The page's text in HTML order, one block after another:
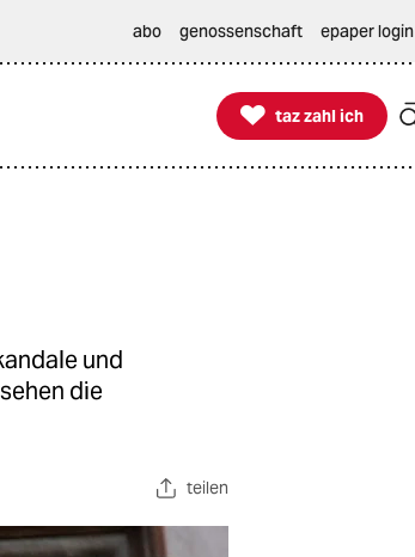
abo genossenschaft epaper login

taz zahl ich
taz zahl ich
und
die
teilen